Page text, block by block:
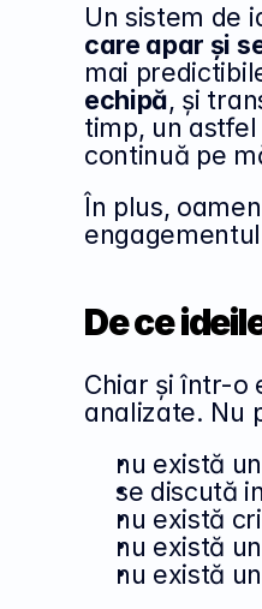
Un sistem de
care apar și
mai
echipă, și
timp, un
continuă pe
În plus,
De ce
Chiar și într-o
analizate. Nu
nu există
se discută
nu există
nu există
nu există